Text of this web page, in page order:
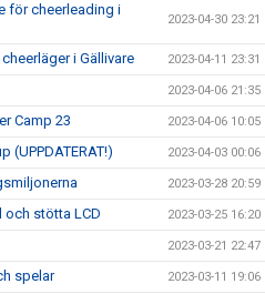
för cheerleading i
2023-04-30 23:21
i Gällivare 2023-04-11 23:31
2023-04-06 21:35
Camp 23 2023-04-06 10:05
(UPPDATERAT!) 2023-04-03 00:06
2023-03-28 20:59
och stötta LCD 2023-03-25 16:20
2023-03-21 22:47
spelar 2023-03-11 19:06